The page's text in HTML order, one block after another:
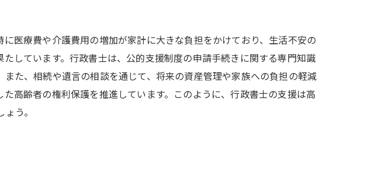
医療費や介護費用の増加が家計に大きな負担をかけており、生活不安の
しています。行政書士は、公的支援制度の申請手続きに関する専門知識
た、相続や遺言の相談を通じて、将来の資産管理や家族への負担の軽減
高齢者の権利保護を推進しています。このように、行政書士の支援は高
う。